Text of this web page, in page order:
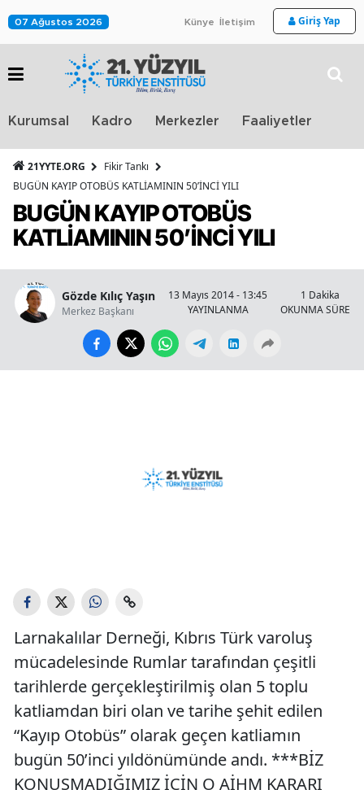
07 Ağustos 2026 Künye İletişim Giriş Yap
Kurumsal Kadro Merkezler Faaliyetler
21YYTE.ORG
Fikir Tankı
BUGÜN KAYIP OTOBÜS KATLİAMININ 50’İNCİ YILI
BUGÜN KAYIP OTOBÜS
KATLİAMININ 50’İNCİ YILI
Gözde Kılıç Yaşın
Merkez Başkanı
13 Mayıs 2014 - 13:45
YAYINLANMA
1 Dakika
OKUNMA SÜRESİ
Larnakalılar Derneği, Kıbrıs Türk varoluş
mücadelesinde Rumlar tarafından çeşitli
tarihlerde gerçekleştirilmiş olan 5 toplu
katliamdan biri olan ve tarihe şehit edilen
“Kayıp Otobüs” olarak geçen katliamın
bugün 50’inci yıldönümünde andı. ***BİZ
KONUŞMADIĞIMIZ İÇİN O AİHM KARARI